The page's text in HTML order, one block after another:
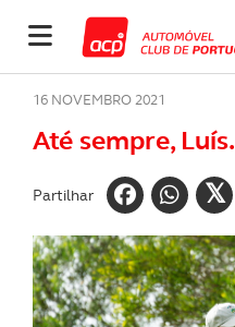
16 NOVEMBRO 2021
Até sempre, Luís.
Partilhar